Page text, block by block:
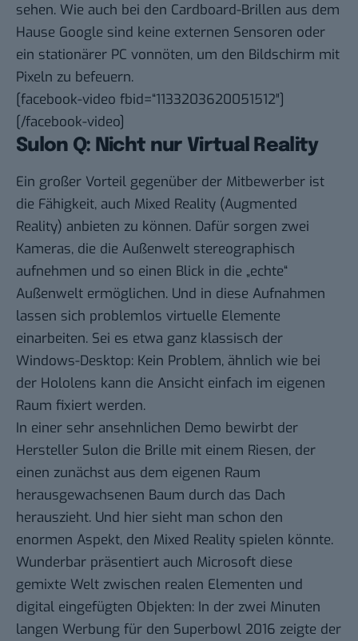
sehen. Wie auch bei den Cardboard-Brillen aus dem
Hause Google sind keine externen Sensoren oder
ein stationärer PC vonnöten, um den Bildschirm mit
Pixeln zu befeuern.
[facebook-video fbid=“1133203620051512″]
[/facebook-video]
Sulon Q: Nicht nur Virtual Reality
Ein großer Vorteil gegenüber der Mitbewerber ist
die Fähigkeit, auch Mixed Reality (Augmented
Reality) anbieten zu können. Dafür sorgen zwei
Kameras, die die Außenwelt stereographisch
aufnehmen und so einen Blick in die „echte“
Außenwelt ermöglichen. Und in diese Aufnahmen
lassen sich problemlos virtuelle Elemente
einarbeiten. Sei es etwa ganz klassisch der
Windows-Desktop: Kein Problem, ähnlich wie bei
der Hololens kann die Ansicht einfach im eigenen
Raum fixiert werden.
In einer sehr ansehnlichen Demo bewirbt der
Hersteller Sulon die Brille mit einem Riesen, der
einen zunächst aus dem eigenen Raum
herausgewachsenen Baum durch das Dach
herauszieht. Und hier sieht man schon den
enormen Aspekt, den Mixed Reality spielen könnte.
Wunderbar präsentiert auch Microsoft diese
gemixte Welt zwischen realen Elementen und
digital eingefügten Objekten: In der zwei Minuten
langen Werbung für den Superbowl 2016 zeigte der